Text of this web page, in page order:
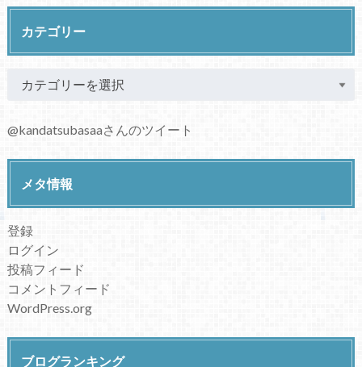
カテゴリー
@kandatsubasaaさんのツイート
メタ情報
登録
ログイン
投稿フィード
コメントフィード
WordPress.org
ブログランキング